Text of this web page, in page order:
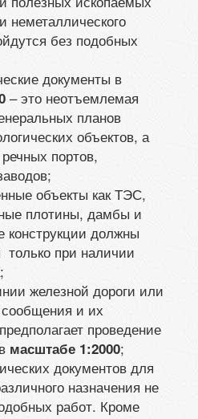
неметаллического
без подобных
документы в
– это неотъемлемая
планов
объектов, а
портов,
объекты как ТЭС,
плотины, дамбы и
конструкции должны
только при наличии
железной дороги или
и их
проведение
масштабе 1:2000;
документов для
назначения не
работ. Кроме